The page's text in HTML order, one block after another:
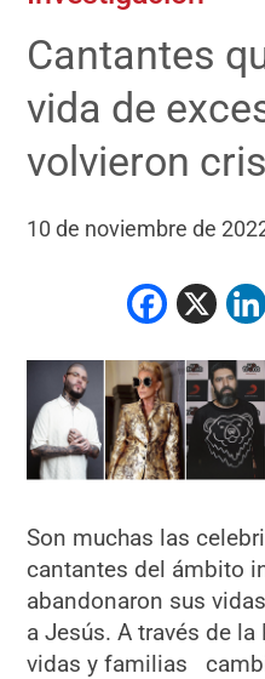
Cantantes
vida de
volvieron
10 de noviembre de
Son muchas las
cantantes del ámbito
abandonaron sus
a Jesús. A través de la
vidas y familias